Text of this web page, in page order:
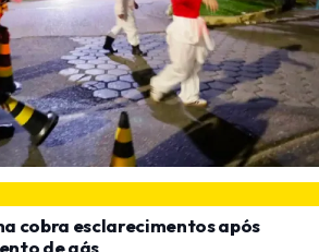
cobra esclarecimentos após
de gás